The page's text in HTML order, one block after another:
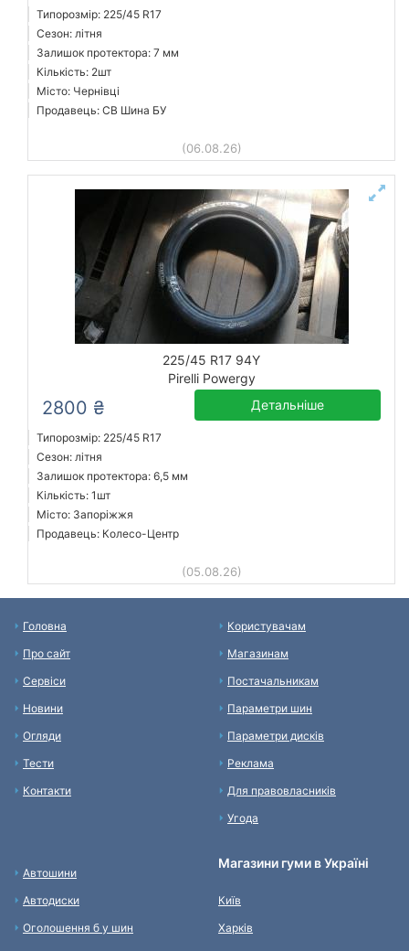
Типорозмір: 225/45 R17
Сезон: літня
Залишок протектора: 7 мм
Кількість: 2шт
Місто: Чернівці
Продавець: СВ Шина БУ
(06.08.26)
225/45 R17 94Y
Pirelli Powergy
2800 ₴ Детальніше
Типорозмір: 225/45 R17
Сезон: літня
Залишок протектора: 6,5 мм
Кількість: 1шт
Місто: Запоріжжя
Продавець: Колесо-Центр
(05.08.26)
Головна
Про сайт
Сервіси
Новини
Огляди
Тести
Контакти
Користувачам
Магазинам
Постачальникам
Параметри шин
Параметри дисків
Реклама
Для правовласників
Угода
Автошини
Автодиски
Оголошення б у шин
Магазини гуми в Україні
Київ
Харків